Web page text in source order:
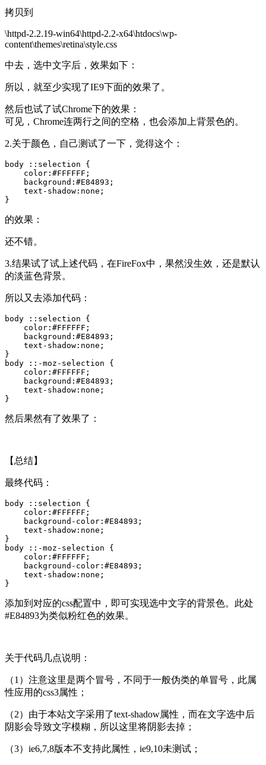
拷贝到
\httpd-2.2.19-win64\httpd-2.2-x64\htdocs\wp-
content\themes\retina\style.css
中去，选中文字后，效果如下：
所以，就至少实现了IE9下面的效果了。
然后也试了试Chrome下的效果：
可见，Chrome连两行之间的空格，也会添加上背景色的。
2.关于颜色，自己测试了一下，觉得这个：
body ::selection {
    color:#FFFFFF;
    background:#E84893;
    text-shadow:none;
}
的效果：
还不错。
3.结果试了试上述代码，在FireFox中，果然没生效，还是默认
的淡蓝色背景。
所以又去添加代码：
body ::selection {
    color:#FFFFFF;
    background:#E84893;
    text-shadow:none;
}
body ::-moz-selection {
    color:#FFFFFF;
    background:#E84893;
    text-shadow:none;
}
然后果然有了效果了：
【总结】
最终代码：
body ::selection {
    color:#FFFFFF;
    background-color:#E84893;
    text-shadow:none;
}
body ::-moz-selection {
    color:#FFFFFF;
    background-color:#E84893;
    text-shadow:none;
}
添加到对应的css配置中，即可实现选中文字的背景色。此处
#E84893为类似粉红色的效果。
关于代码几点说明：
（1）注意这里是两个冒号，不同于一般伪类的单冒号，此属
性应用的css3属性；
（2）由于本站文字采用了text-shadow属性，而在文字选中后
阴影会导致文字模糊，所以这里将阴影去掉；
（3）ie6,7,8版本不支持此属性，ie9,10未测试；